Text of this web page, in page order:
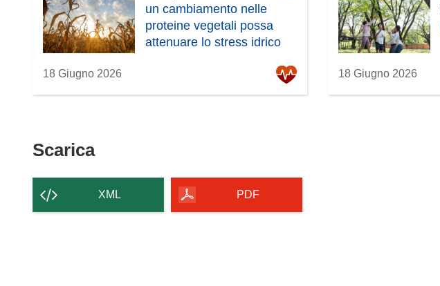
un cambiamento nelle
proteine vegetali possa
attenuare lo stress idrico
18 Giugno 2026 18 Giugno 2026
ScaricaScarica
contenuto
della
XML PDF